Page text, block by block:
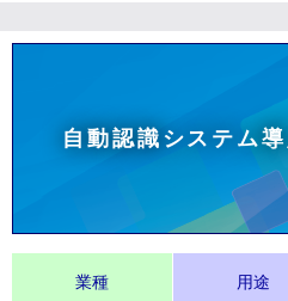
自動認識システム
業種 用途